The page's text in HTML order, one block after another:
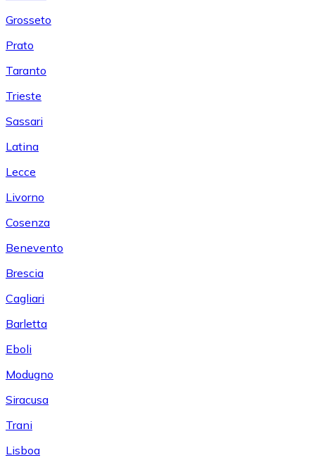
Grosseto
Prato
Taranto
Trieste
Sassari
Latina
Lecce
Livorno
Cosenza
Benevento
Brescia
Cagliari
Barletta
Eboli
Modugno
Siracusa
Trani
Lisboa